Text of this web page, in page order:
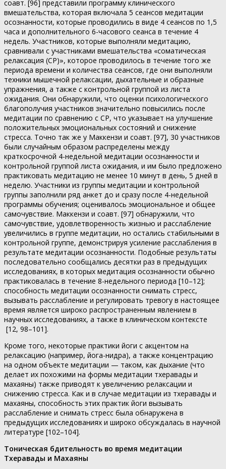
соавт. [96] представили программу клинического
вмешательства, которая включала 5 сеансов медитации
осознанности, которые проводились в виде 4 сеансов по 1,5
часа и дополнительного 6-часового сеанса в течение 4
недель. Участников, которые выполняли медитацию,
сравнивали с участниками вмешательства «соматическая
релаксация (СР)», которое проводилось в течение того же
периода времени и количества сеансов, где они выполняли
техники мышечной релаксации, дыхательные и образные
упражнения, а также с контрольной группой из листа
ожидания. Они обнаружили, что оценки психологического
благополучия участников значительно повысились после
медитации по сравнению с СР, что указывает на улучшение
положительных эмоциональных состояний и снижение
стресса. Точно так же у Маккензи и соавт. [97], 30 участников
были случайным образом распределены между
краткосрочной 4-недельной медитации осознанности и
контрольной группой листа ожидания, и им было предложено
практиковать медитацию не менее 10 минут в день, 5 дней в
неделю. Участники из группы медитации и контрольной
группы заполнили ряд анкет до и сразу после 4-недельной
программы обучения; оценивалось эмоциональное и общее
самочувствие. Маккензи и соавт. [97] обнаружили, что
самочувствие, удовлетворенность жизнью и расслабление
увеличились в группе медитации, но остались стабильными в
контрольной группе, демонстрируя усиление расслабления в
результате медитации осознанности. Подобные результаты
последовательно сообщались десятки раз в предыдущих
исследованиях, в которых медитация осознанности обычно
практиковалась в течение 8-недельного периода [10–12];
способность медитации осознанности снимать стресс,
вызывать расслабление и регулировать тревогу в настоящее
время является широко распространенным явлением в
научных исследованиях, а также в клиническом контексте
[12, 98–101].
Кроме того, некоторые практики йоги с акцентом на
релаксацию (например, йога-нидра), а также концентрацию
на одном объекте медитации — таком, как дыхание (что
делает их похожими на формы медитации тхеравады и
махаяны) также приводят к увеличению релаксации и
снижению стресса. Как и в случае медитации из тхеравады и
махаяны, способность этих практик йоги вызывать
расслабление и снимать стресс была обнаружена в
предыдущих исследованиях и широко обсуждалась в научной
литературе [102–104].
Тоническая бдительность во время медитации
Тхеравады и Махаяны